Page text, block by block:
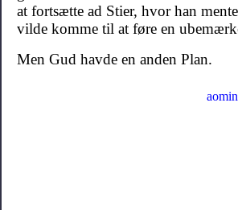
at fortsætte ad Stier, hvor han
vilde komme til at føre en
Men Gud havde en anden Plan.